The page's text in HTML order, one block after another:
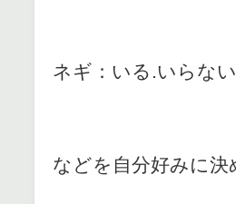
ネギ：いる.いらない
などを自分好みに